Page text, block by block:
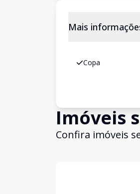
Mais
Copa
Imóveis
Confira imóveis